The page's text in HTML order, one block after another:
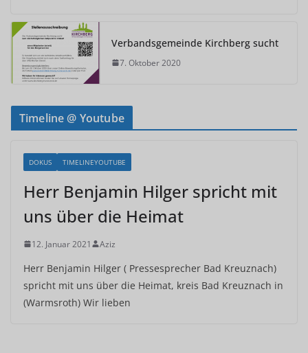
Verbandsgemeinde Kirchberg sucht
7. Oktober 2020
Timeline @ Youtube
DOKUS TIMELINEYOUTUBE
Herr Benjamin Hilger spricht mit
uns über die Heimat
12. Januar 2021 Aziz
Herr Benjamin Hilger ( Pressesprecher Bad Kreuznach)
spricht mit uns über die Heimat, kreis Bad Kreuznach in
(Warmsroth) Wir lieben